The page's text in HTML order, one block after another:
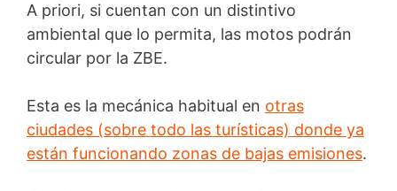
A priori, si cuentan con un distintivo
ambiental que lo permita, las motos podrán
circular por la ZBE.
Esta es la mecánica habitual en otras
ciudades (sobre todo las turísticas) donde ya
están funcionando zonas de bajas emisiones.